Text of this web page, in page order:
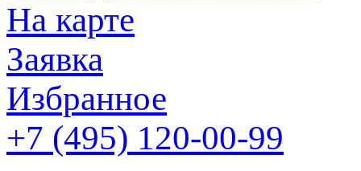
На карте
Заявка
Избранное
+7 (495) 120-00-99